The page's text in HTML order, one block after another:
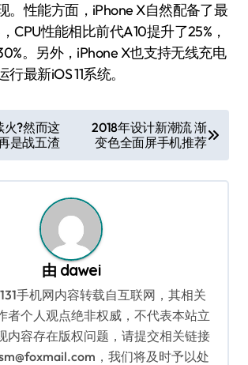
。性能方面，iPhone X自然配备了最
CPU性能相比前代A10提升了25%，
。另外，iPhone X也支持无线充电
最新iOS 11系统。
火?然而这
是战五渣
2018年设计新潮流 渐
变色全面屏手机推荐
由 dawei
131手机网内容转载自互联网，其相关
者个人观点绝非权威，不代表本站立
内容存在版权问题，请提交相关链接
，我们将及时予以处